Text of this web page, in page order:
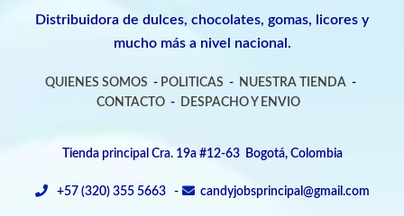
Distribuidora de dulces, chocolates, gomas, licores y
mucho más a nivel nacional.
QUIENES SOMOS - POLITICAS - NUESTRA TIENDA -
CONTACTO- DESPACHO Y ENVIO
Tienda principal Cra. 19a #12-63 Bogotá, Colombia
+57 (320) 355 5663 - candyjobsprincipal@gmail.com